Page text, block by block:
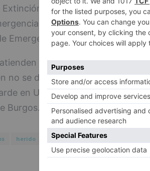
Extinción de Incendios y
Sanitarias - Sacyl, que
Emergencias.
los organismos de
no se dispone por el momento
en UVI móvil de Sacyl al
Burgos.
herido volcar carretera